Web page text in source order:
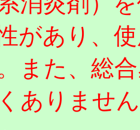
があり、
また、総
ありませ